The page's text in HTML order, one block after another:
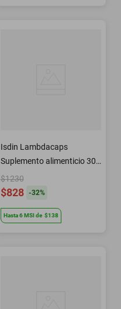
Isdin Lambdacaps
Suplemento alimenticio 30
caps
$1230
$828 -32%
Hasta6MSIde $138